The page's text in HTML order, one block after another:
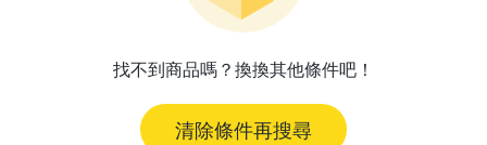
找不到商品嗎？換換其他條件吧！
清除條件再搜尋